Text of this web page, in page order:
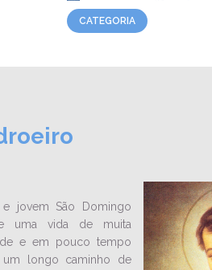
CATEGORIA
jovem São Domingo
uma vida de muita
e em pouco tempo
um longo caminho de